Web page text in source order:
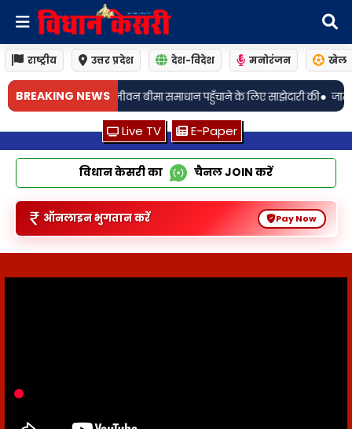
राष्ट्रीय उत्तर प्रदेश देश-विदेश मनोरंजन खेल
BREAKING NEWS
पहुँचाने के लिए साझेदारी की• जामो: अगली तारीख 19 अगस्त! चर्चित
Live TV E-Paper
विधान केसरी का चैनलJOIN करें
ऑनलाइन भुगतान करें Pay Now